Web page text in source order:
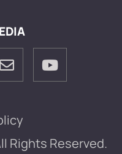
Rights Reserved.